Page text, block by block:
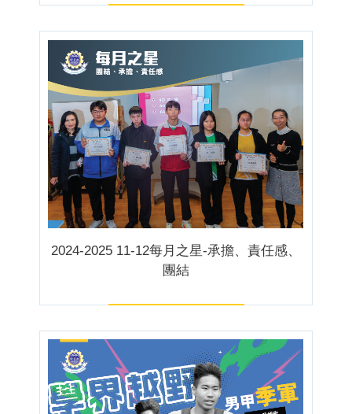
2024-2025 11-12每月之星-承擔、責任感、
團結